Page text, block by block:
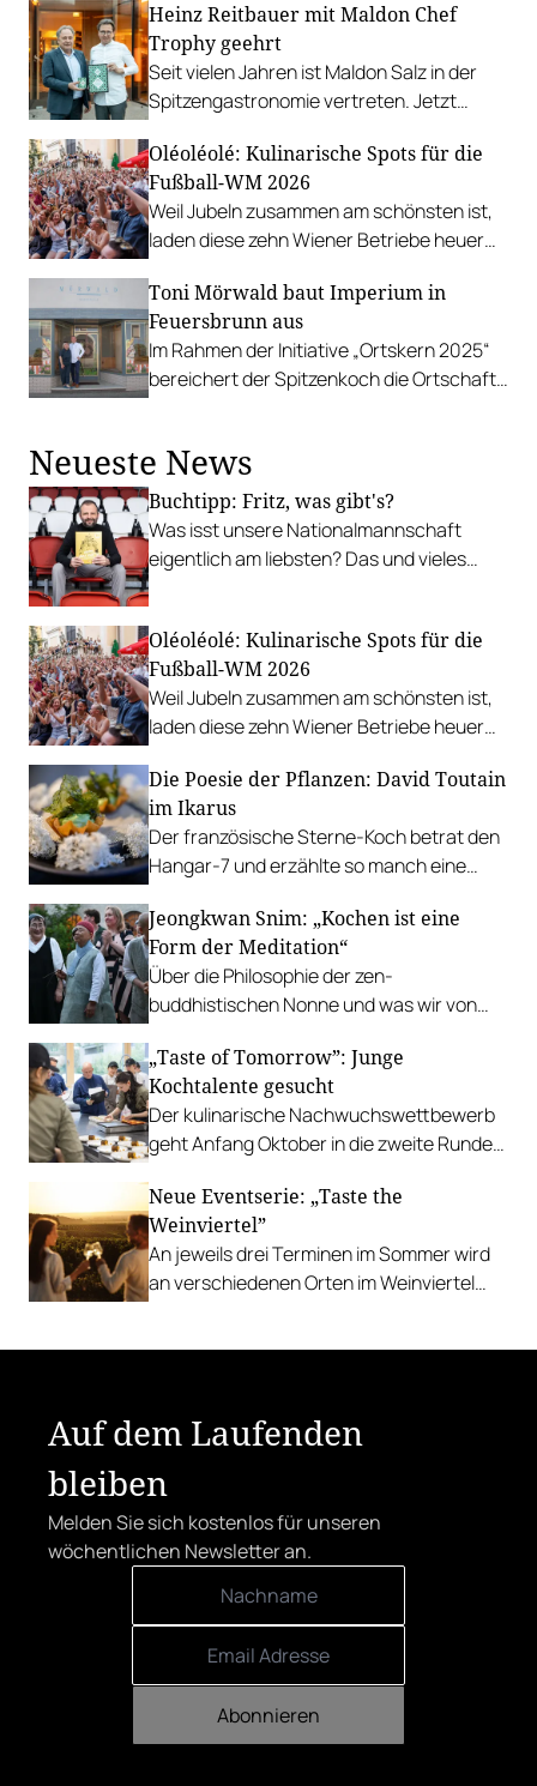
verraten das berühmte Rezept für das
Wiener Schnitzel.
Heinz Reitbauer mit Maldon Chef
Trophy geehrt
Seit vielen Jahren ist Maldon Salz in der
Spitzengastronomie vertreten. Jetzt
Maldon Chef Trophy, dafür wurde kein
anderer als der 5-Hauben-Koch Heinz
Reitbauer ausgewählt.
Oléoléolé: Kulinarische Spots für die
Fußball-WM 2026
Weil Jubeln zusammen am schönsten ist,
laden diese zehn Wiener Betriebe heuer
Toni Mörwald baut Imperium in
Feuersbrunn aus
Im Rahmen der Initiative „Ortskern 2025“
bereichert der Spitzenkoch die Ortschaft
Neueste News
Buchtipp: Fritz, was gibt's?
Was isst unsere Nationalmannschaft
eigentlich am liebsten? Das und vieles
Oléoléolé: Kulinarische Spots für die
Fußball-WM 2026
Weil Jubeln zusammen am schönsten ist,
laden diese zehn Wiener Betriebe heuer
Die Poesie der Pflanzen: David Toutain
im Ikarus
Der französische Sterne-Koch betrat den
Hangar-7 und erzählte so manch eine
Jeongkwan Snim: „Kochen ist eine
Form der Meditation“
Über die Philosophie der zen-
buddhistischen Nonne und was wir von
„Taste of Tomorrow”: Junge
Kochtalente gesucht
Der kulinarische Nachwuchswettbewerb
geht Anfang Oktober in die zweite Runde.
Neue Eventserie: „Taste the
Weinviertel”
An jeweils drei Terminen im Sommer wird
an verschiedenen Orten im Weinviertel
Auf dem Laufenden
bleiben
Melden Sie sich kostenlos für unseren
wöchentlichen Newsletter an.
Abonnieren